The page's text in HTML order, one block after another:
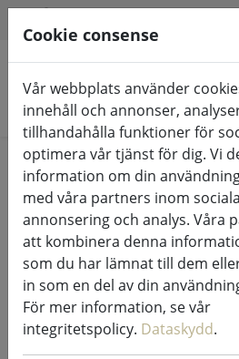
Sök produkter
Home Ljusslingor & belysning
Lumineo Durawise
96 LED varmvit
batteridriven
Cookie consense
Vår webbplats använder
innehåll och annonser,
tillhandahålla funktioner för
optimera vår tjänst för dig. Vi
information om din
med våra partners inom
annonsering och analys. Våra
att kombinera denna
som du har lämnat till dem
in som en del av din
För mer information, se vår
integritetspolicy. Dataskydd.